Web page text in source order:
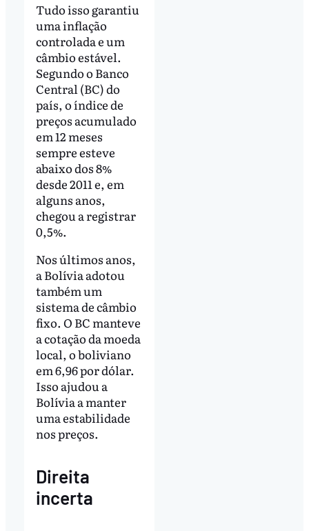
Tudo isso garantiu
uma inflação
controlada e um
câmbio estável.
Segundo o Banco
Central (BC) do
país, o índice de
preços acumulado
em 12 meses
sempre esteve
abaixo dos 8%
desde 2011 e, em
alguns anos,
chegou a registrar
0,5%.
Nos últimos anos,
a Bolívia adotou
também um
sistema de câmbio
fixo. O BC manteve
a cotação da moeda
local, o boliviano
em 6,96 por dólar.
Isso ajudou a
Bolívia a manter
uma estabilidade
nos preços.
Direita
incerta